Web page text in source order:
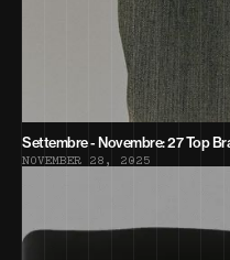
Settembre - Novembre: 27 Top
N O VEMBER 2 8 , 2 0 2 5